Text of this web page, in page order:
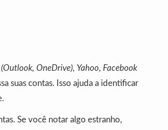
OneDrive), Yahoo, Facebook
suas contas. Isso ajuda a identificar
Se você notar algo estranho,